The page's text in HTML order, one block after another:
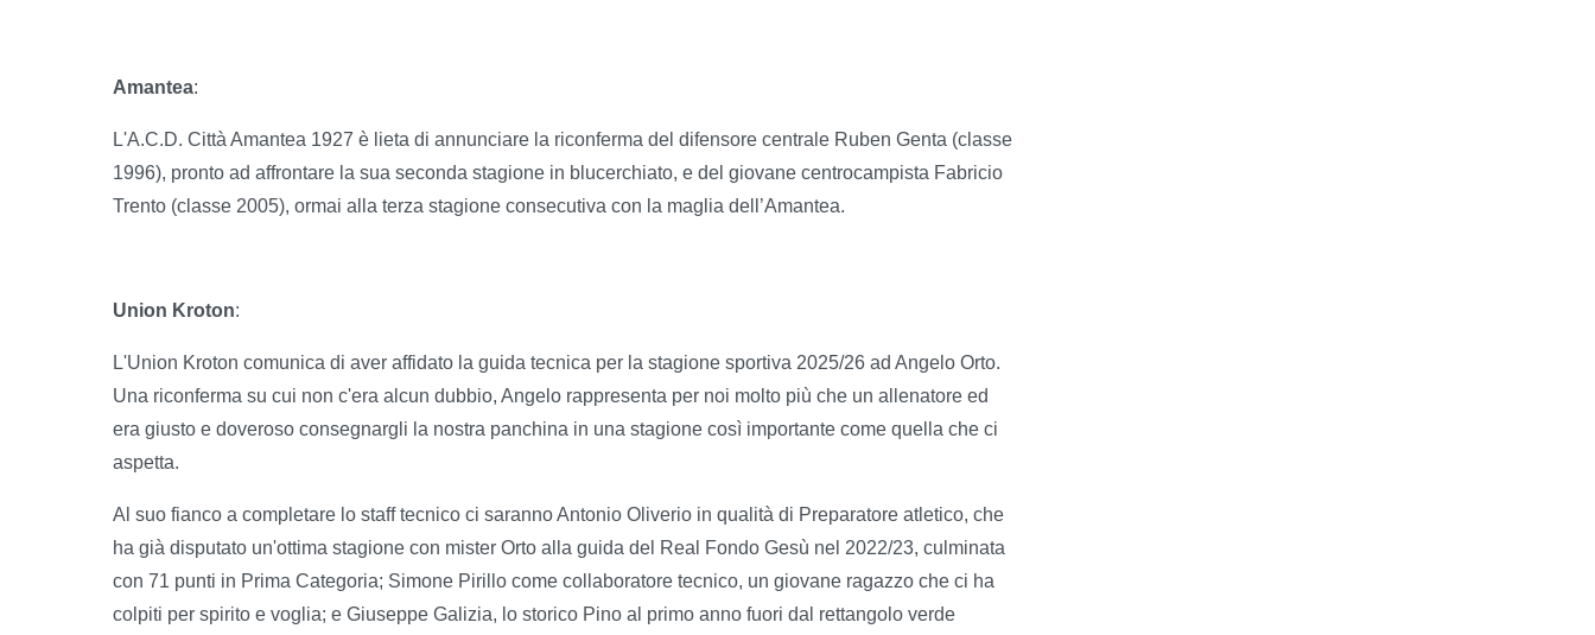
Amantea:
L'A.C.D. Città Amantea 1927 è lieta di annunciare la riconferma del difensore centrale Ruben Genta (classe
1996), pronto ad affrontare la sua seconda stagione in blucerchiato, e del giovane centrocampista Fabricio
Trento (classe 2005), ormai alla terza stagione consecutiva con la maglia dell’Amantea.
Union Kroton:
L'Union Kroton comunica di aver affidato la guida tecnica per la stagione sportiva 2025/26 ad Angelo Orto.
Una riconferma su cui non c'era alcun dubbio, Angelo rappresenta per noi molto più che un allenatore ed
era giusto e doveroso consegnargli la nostra panchina in una stagione così importante come quella che ci
aspetta.
Al suo fianco a completare lo staff tecnico ci saranno Antonio Oliverio in qualità di Preparatore atletico, che
ha già disputato un'ottima stagione con mister Orto alla guida del Real Fondo Gesù nel 2022/23, culminata
con 71 punti in Prima Categoria; Simone Pirillo come collaboratore tecnico, un giovane ragazzo che ci ha
colpiti per spirito e voglia; e Giuseppe Galizia, lo storico Pino al primo anno fuori dal rettangolo verde